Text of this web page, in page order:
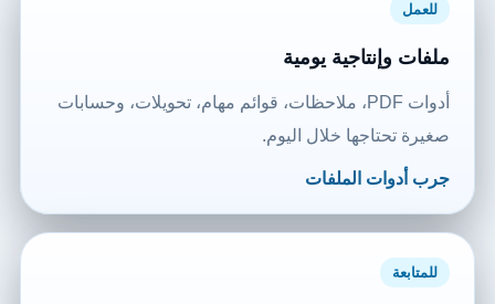
للعمل
ملفات وإنتاجية يومية
أدوات PDF، ملاحظات، قوائم مهام، تحويلات، وحسابات
صغيرة تحتاجها خلال اليوم.
جرب أدوات الملفات
للمتابعة